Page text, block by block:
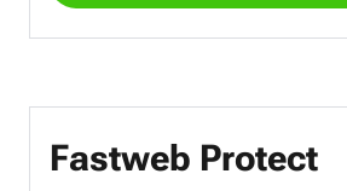
Fastweb Protect